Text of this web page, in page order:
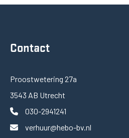
Contact
Proostwetering 27a
3543 AB Utrecht
030-2941241
verhuur@hebo-bv.nl